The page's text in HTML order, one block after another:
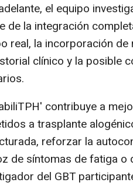
el equipo
de la integración
real, la incorporación
clínico y la posible
contribuye a
a trasplante
reforzar la
de síntomas de fatiga o
del GBT